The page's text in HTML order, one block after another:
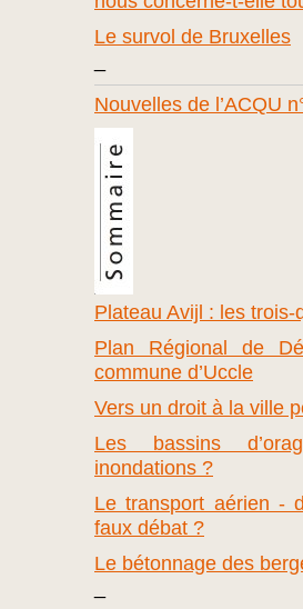
Le survol de Bruxelles
Nouvelles de l’ACQU
Plateau Avijl : les
Plan Régional de
commune d’Uccle
Vers un droit à la ville
Les bassins
inondations ?
Le transport aérien -
faux débat ?
Le bétonnage des